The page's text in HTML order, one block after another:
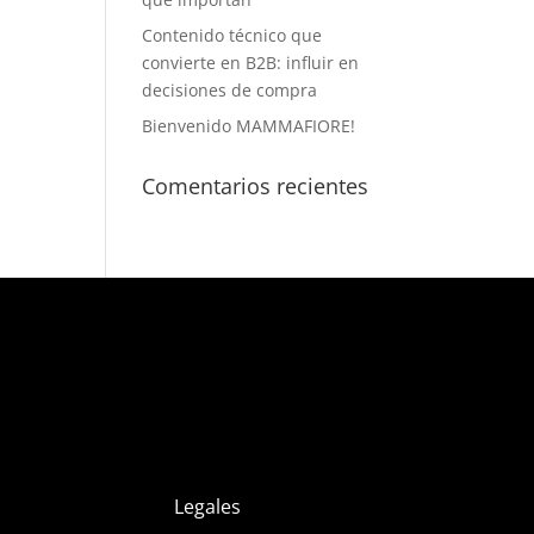
Contenido técnico que
convierte en B2B: influir en
decisiones de compra
Bienvenido MAMMAFIORE!
Comentarios recientes
Legales